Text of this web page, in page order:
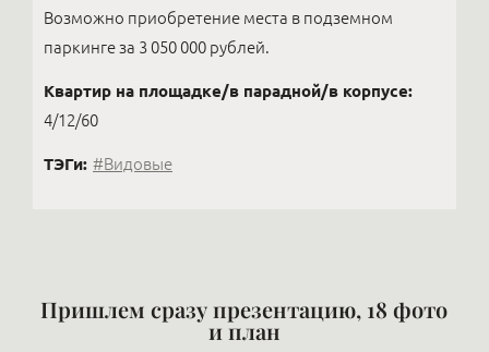
Возможно приобретение места в подземном
паркинге за 3 050 000 рублей.
Квартир на площадке/в парадной/в корпусе:
4/12/60
ТЭГи: #Видовые
Пришлем сразу презентацию, 18 фото
и план